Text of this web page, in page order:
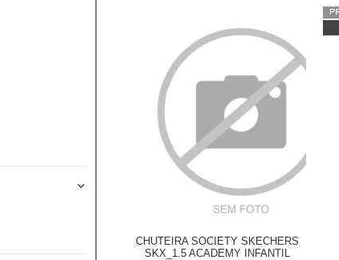
CHUTEIRA SOCIETY SKECHERS
SKX_1.5 ACADEMY INFANTIL